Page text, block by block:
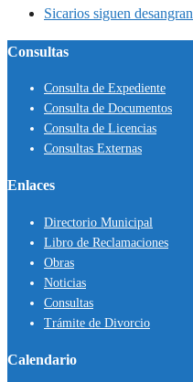
Sicarios siguen
Consultas
Consulta de Expediente
Consulta de Documentos
Consulta de Licencias
Consultas Externas
Enlaces
Directorio Municipal
Libro de Reclamaciones
Obras
Noticias
Consultas
Trámite de Divorcio
Calendario